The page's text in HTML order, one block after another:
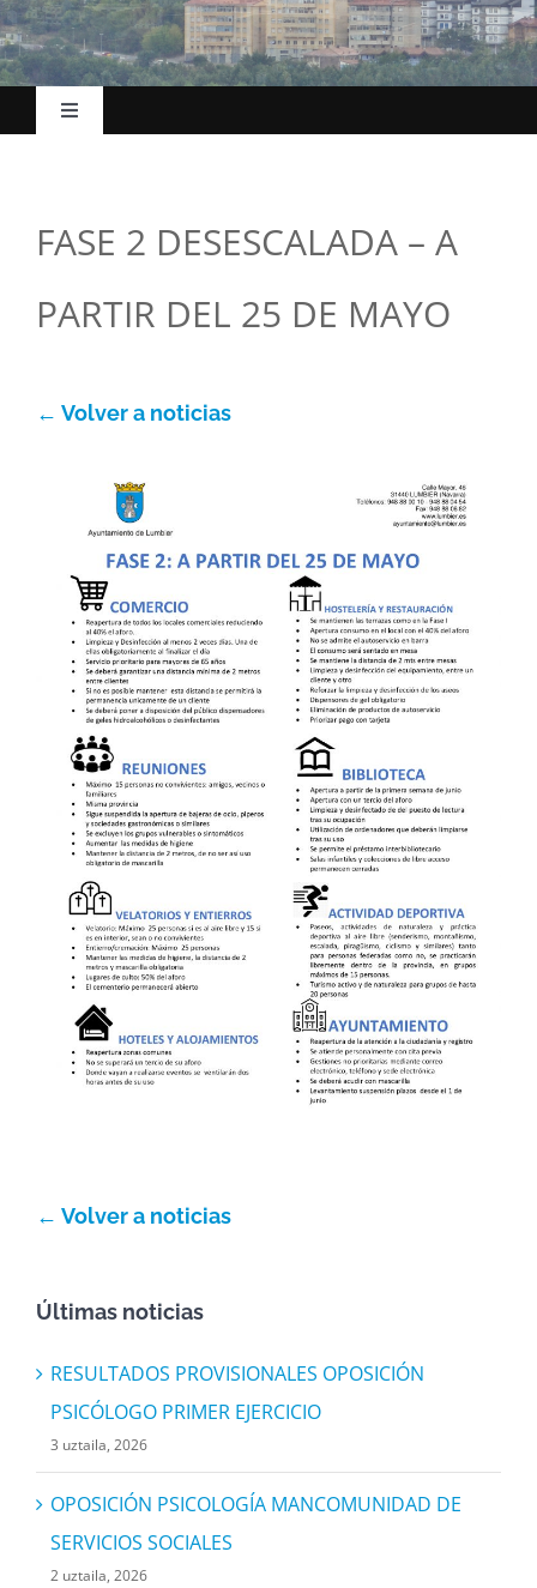
Toggle
Udalak
Kokapena
Turismoa
Ekonomia
Orain
Argazkiak
Idatziguzu
FASE 2 DESESCALADA – A
PARTIR DEL 25 DE MAYO
← Volver a noticias
← Volver a noticias
Últimas noticias
RESULTADOS PROVISIONALES OPOSICIÓN
PSICÓLOGO PRIMER EJERCICIO
3 uztaila, 2026
OPOSICIÓN PSICOLOGÍA MANCOMUNIDAD DE
SERVICIOS SOCIALES
2 uztaila, 2026